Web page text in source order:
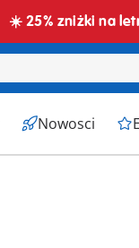
☀️ 25% zniżki na
Nowosci